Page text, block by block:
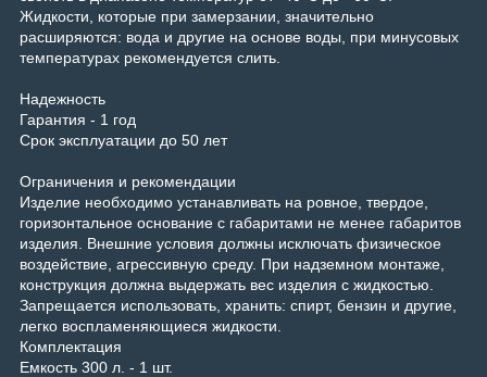
Жидкости, которые при замерзании, значительно
расширяются: вода и другие на основе воды, при минусовых
температурах рекомендуется слить.
Надежность
Гарантия - 1 год
Срок эксплуатации до 50 лет
Ограничения и рекомендации
Изделие необходимо устанавливать на ровное, твердое,
горизонтальное основание с габаритами не менее габаритов
изделия. Внешние условия должны исключать физическое
воздействие, агрессивную среду. При надземном монтаже,
конструкция должна выдержать вес изделия с жидкостью.
Запрещается использовать, хранить: спирт, бензин и другие,
легко воспламеняющиеся жидкости.
Комплектация
Емкость 300 л. - 1 шт.